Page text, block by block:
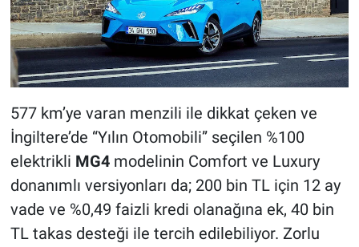
577 km’ye varan menzili ile dikkat çeken ve
İngiltere’de “Yılın Otomobili” seçilen %100
elektrikli MG4modelinin Comfort ve Luxury
donanımlı versiyonları da; 200 bin TL için 12 ay
vade ve %0,49 faizli kredi olanağına ek, 40 bin
TL takas desteği ile tercih edilebiliyor. Zorlu